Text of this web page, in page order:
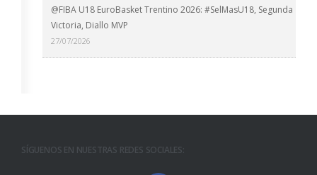
@FIBA U18 EuroBasket Trentino 2026: #SelMasU18, Segunda
Victoria, Diallo MVP
27/07/2026
SÍGUENOS EN NUESTRAS REDES SOCIALES: